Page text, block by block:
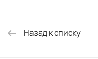
Назад к списку